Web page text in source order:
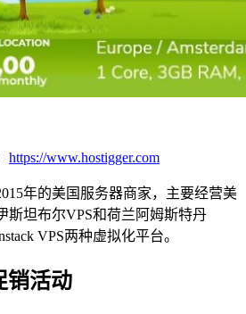
https://www.hostigger.com
年的美国服务器商家，主要经营美
斯坦布尔VPS和荷兰阿姆斯特丹
VPS两种虚拟化平台。
销活动